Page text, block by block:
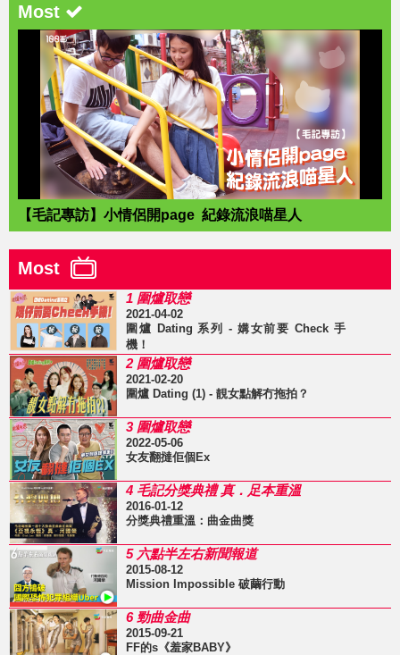
Most
【毛記專訪】小情侶開page 紀錄流浪喵星人
Most
1 圍爐取戀
2021-04-02
圍爐 Dating 系列 - 媾女前要 Check 手
機！
2 圍爐取戀
2021-02-20
圍爐 Dating (1) - 靚女點解冇拖拍？
3 圍爐取戀
2022-05-06
女友翻撻佢個Ex
4 毛記分獎典禮 真．足本重溫
2016-01-12
分獎典禮重溫：曲金曲獎
5 六點半左右新聞報道
2015-08-12
Mission Impossible 破繭行動
6 勁曲金曲
2015-09-21
FF的s《羞家BABY》